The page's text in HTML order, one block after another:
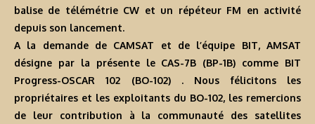
balise de télémétrie CW et un répéteur FM en activité
depuis son lancement.
A la demande de CAMSAT et de l’équipe BIT, AMSAT
désigne par la présente le CAS-7B (BP-1B) comme BIT
Progress-OSCAR 102 (BO-102) . Nous félicitons les
propriétaires et les exploitants du BO-102, les remercions
de leur contribution à la communauté des satellites